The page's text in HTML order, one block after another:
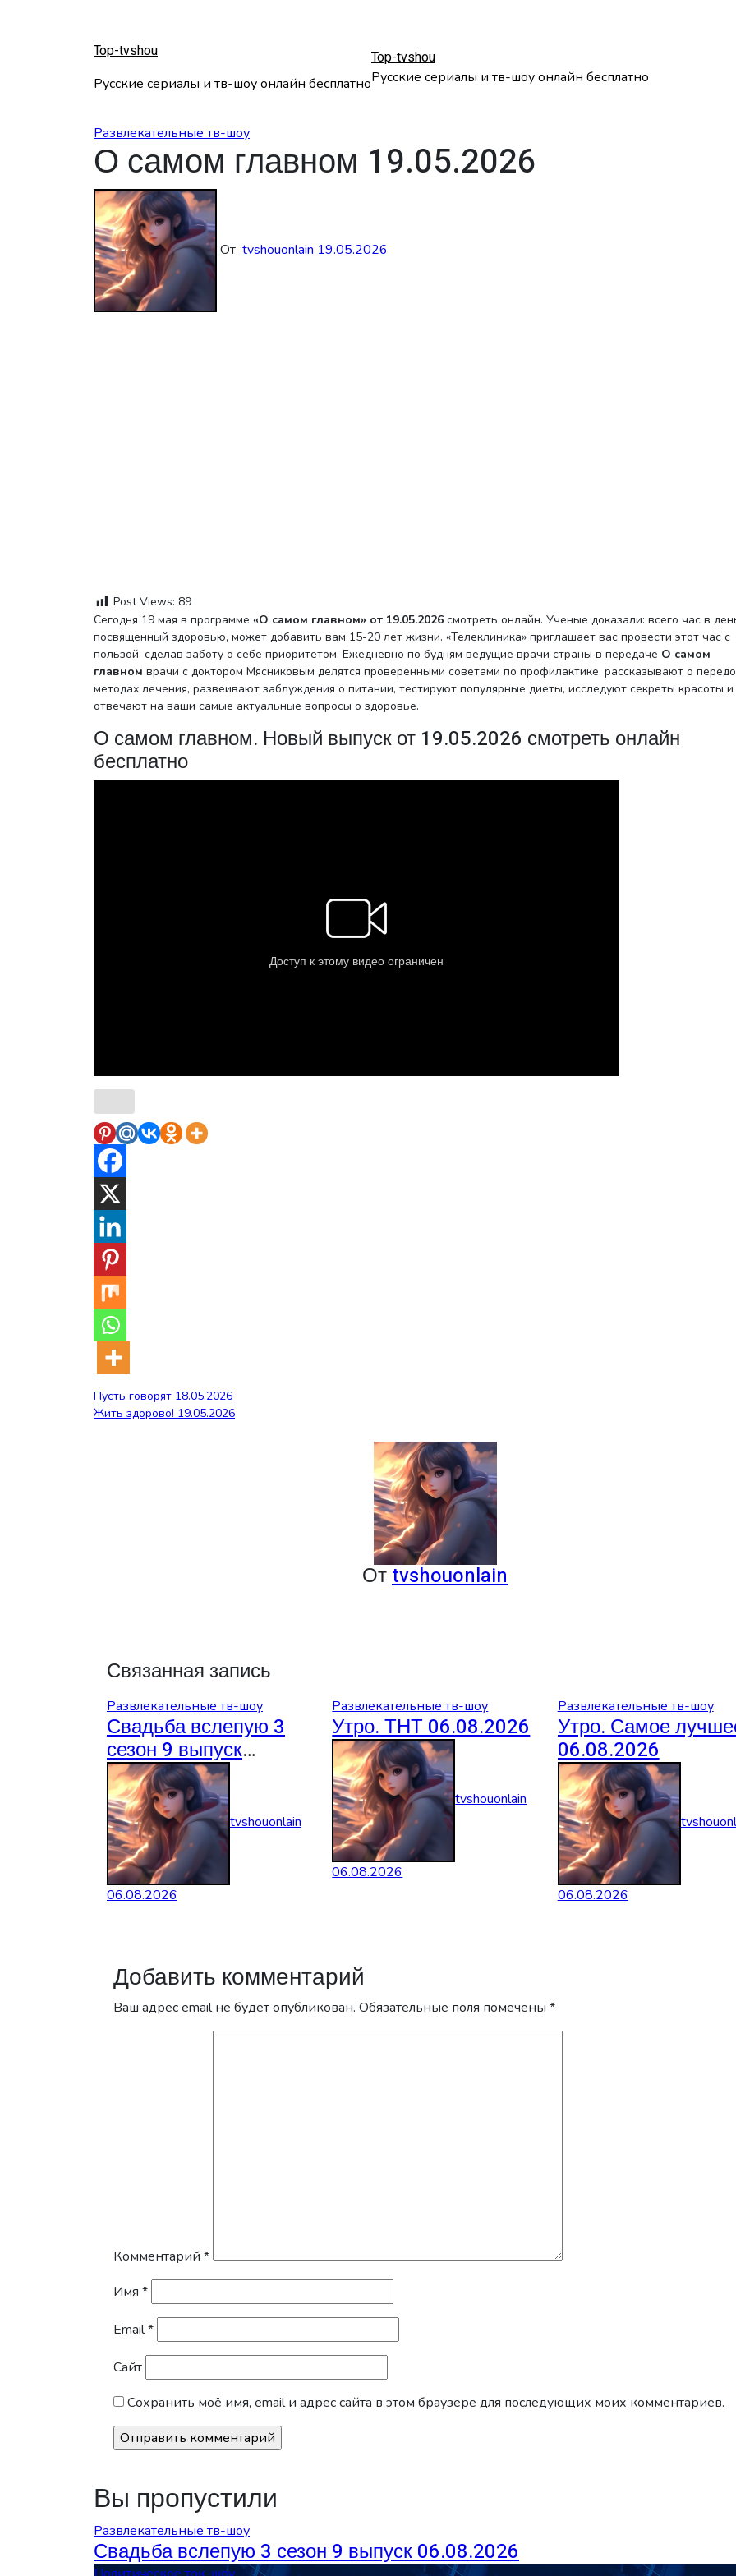
Top-tvshou
Русские сериалы и тв-шоу онлайн бесплатно
Top-tvshou
Русские сериалы и тв-шоу онлайн бесплатно
Развлекательные тв-шоу
О самом главном 19.05.2026
От tvshouonlain 19.05.2026
Post Views: 89
Сегодня 19 мая в программе «О самом главном» от 19.05.2026 смотреть онлайн. Ученые доказали: всего час в
посвященный здоровью, может добавить вам 15-20 лет жизни. «Телеклиника» приглашает вас провести этот час с
пользой, сделав заботу о себе приоритетом. Ежедневно по будням ведущие врачи страны в передаче О самом
главном врачи с доктором Мясниковым делятся проверенными советами по профилактике, рассказывают о
методах лечения, развеивают заблуждения о питании, тестируют популярные диеты, исследуют секреты красоты и
отвечают на ваши самые актуальные вопросы о здоровье.
О самом главном. Новый выпуск от 19.05.2026 смотреть онлайн
бесплатно
Навигация
Пусть говорят 18.05.2026
Жить здорово! 19.05.2026
От tvshouonlain
Связанная запись
Развлекательные тв-шоу
Свадьба вслепую 3
сезон 9 выпуск
06.08.2026
tvshouonlain
06.08.2026
Развлекательные тв-шоу
Утро. ТНТ 06.08.2026
tvshouonlain
06.08.2026
Развлекательные тв-шоу
Утро. Самое
06.08.2026
06.08.2026
Добавить комментарий
Ваш адрес email не будет опубликован. Обязательные поля помечены *
Комментарий *
Имя *
Email*
Сайт
Сохранить моё имя, email и адрес сайта в этом браузере для последующих моих комментариев.
Вы пропустили
Развлекательные тв-шоу
Свадьба вслепую 3 сезон 9 выпуск 06.08.2026